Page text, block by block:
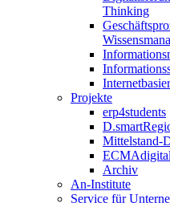
Thinking
Projekte
erp4students
Mittelstand-
ECMAdigital
Archiv
An-Institute
Service für